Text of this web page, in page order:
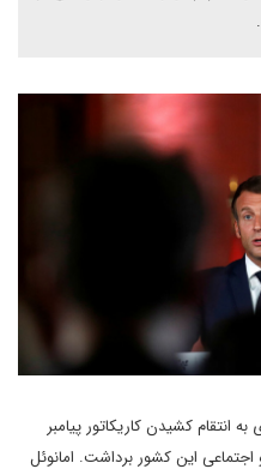
انتقام کشیدن کاریکاتور پیامبر
این کشور برداشت. امانوئل